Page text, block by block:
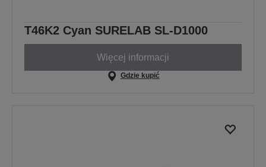
T46K2 Cyan SURELAB SL-D1000
Więcej informacji
Gdzie kupić